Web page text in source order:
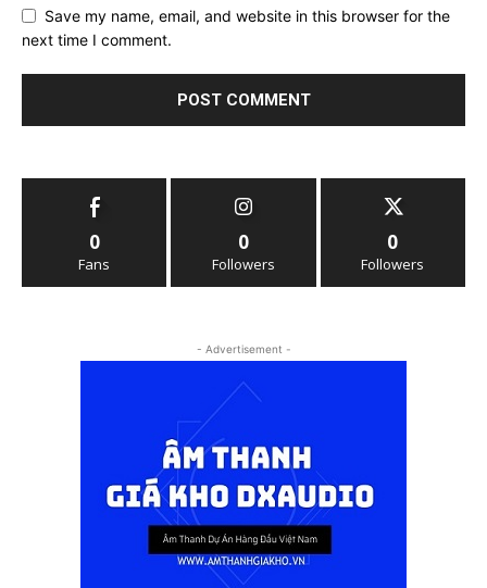
Save my name, email, and website in this browser for the
next time I comment.
0
Fans
0
Followers
0
Followers
- Advertisement -